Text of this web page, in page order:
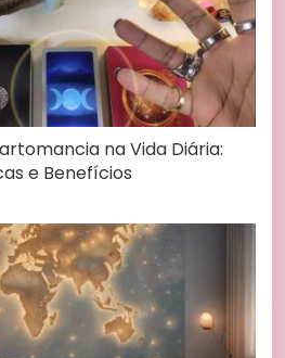
na Vida Diária:
e Benefícios